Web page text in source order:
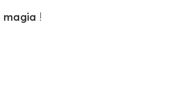
magia !